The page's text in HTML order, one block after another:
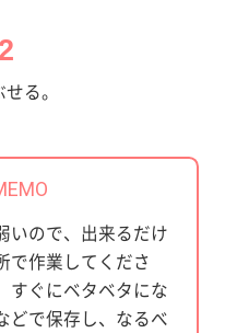
2
る。
いので、出来るだけ
で作業してくださ
すぐにベタベタにな
どで保存し、なるべ